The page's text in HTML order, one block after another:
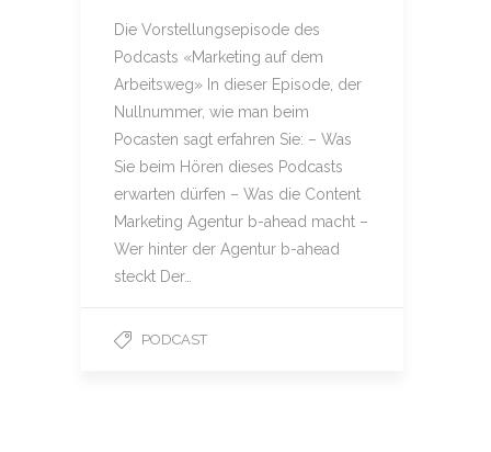
Die Vorstellungsepisode des
Podcasts «Marketing auf dem
Arbeitsweg» In dieser Episode, der
Nullnummer, wie man beim
Pocasten sagt erfahren Sie: – Was
Sie beim Hören dieses Podcasts
erwarten dürfen – Was die Content
Marketing Agentur b-ahead macht –
Wer hinter der Agentur b-ahead
steckt Der…
PODCAST